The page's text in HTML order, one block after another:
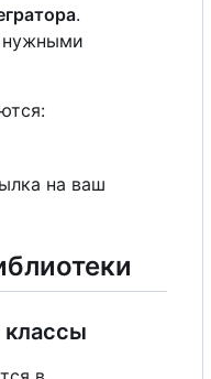
.
нужными
на ваш